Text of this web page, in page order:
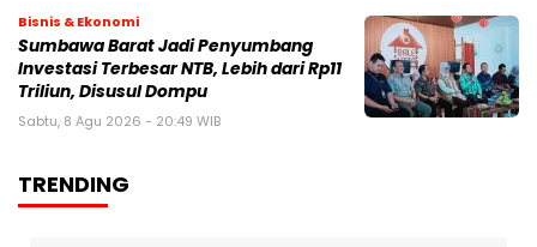
Bisnis & Ekonomi
Sumbawa Barat Jadi Penyumbang
Investasi Terbesar NTB, Lebih dari Rp11
Triliun, Disusul Dompu
Sabtu, 8 Agu 2026 - 20:49 WIB
TRENDING